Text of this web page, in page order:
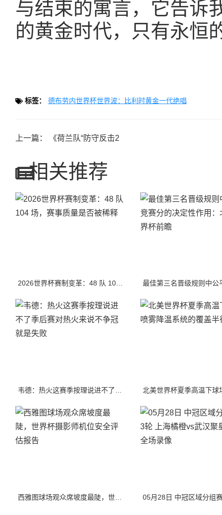
与结束的寓言，它告诉
的黄金时代，只有永恒
标签： 德布劳内世界杯世界波：比利时黄金一代绝唱
上一篇： 《荷兰队“防守反击2
相关推荐
2026世界杯赛制变革：48 队 104 场，赛事质量是否被稀释
西雅图球场观众席坡度最陡，世界杯摄影师机位安全评估报告